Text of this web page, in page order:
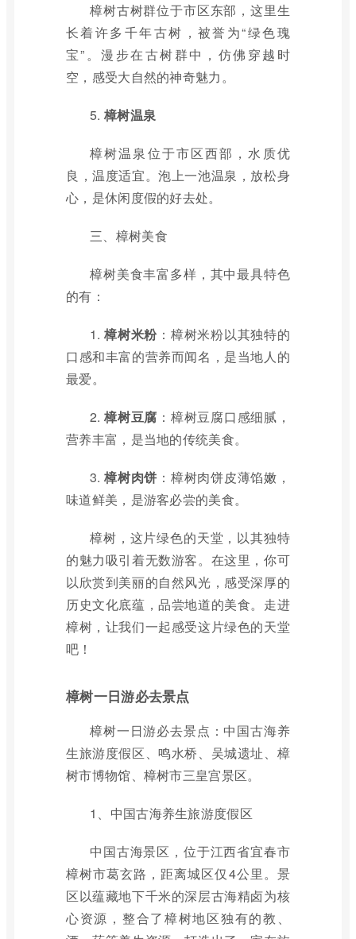
樟树古树群位于市区东部，这里生
长着许多千年古树，被誉为“绿色瑰
宝”。漫步在古树群中，仿佛穿越时
空，感受大自然的神奇魅力。
5. 樟树温泉
樟树温泉位于市区西部，水质优
良，温度适宜。泡上一池温泉，放松身
心，是休闲度假的好去处。
三、樟树美食
樟树美食丰富多样，其中最具特色
的有：
1.樟树米粉 ：樟树米粉以其独特的
口感和丰富的营养而闻名，是当地人的
最爱。
2.樟树豆腐 ：樟树豆腐口感细腻，
营养丰富，是当地的传统美食。
3.樟树肉饼 ：樟树肉饼皮薄馅嫩，
味道鲜美，是游客必尝的美食。
樟树，这片绿色的天堂，以其独特
的魅力吸引着无数游客。在这里，你可
以欣赏到美丽的自然风光，感受深厚的
历史文化底蕴，品尝地道的美食。走进
樟树，让我们一起感受这片绿色的天堂
吧！
樟树一日游必去景点
樟树一日游必去景点：中国古海养
生旅游度假区、鸣水桥、吴城遗址、樟
树市博物馆、樟树市三皇宫景区。
1、中国古海养生旅游度假区
中国古海景区，位于江西省宜春市
樟树市葛玄路，距离城区仅4公里。景
区以蕴藏地下千米的深层古海精卤为核
心资源，整合了樟树地区独有的教、